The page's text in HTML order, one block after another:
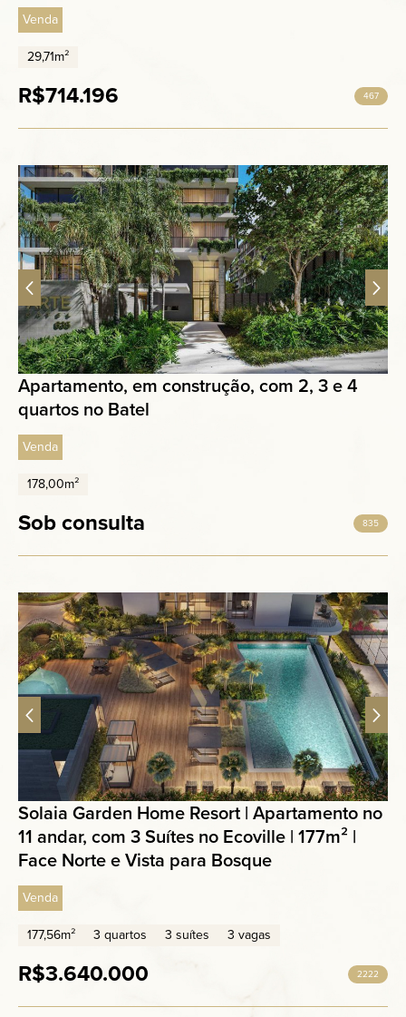
Venda
29,71m²
R$714.196 467
Apartamento, em construção, com 2, 3 e 4
quartos no Batel
Venda
178,00m²
Sob consulta 835
Solaia Garden Home Resort | Apartamento no
11 andar, com 3 Suítes no Ecoville | 177m² |
Face Norte e Vista para Bosque
Venda
177,56m²
3 quartos 3 suítes 3 vagas
R$3.640.000 2222